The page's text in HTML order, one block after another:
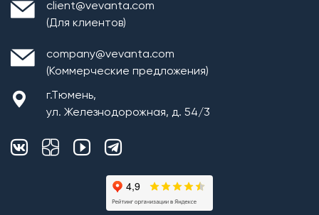
client@vevanta.com
(Для клиентов)
company@vevanta.com
(Коммерческие предложения)
г.Тюмень,
ул. Железнодорожная, д. 54/3